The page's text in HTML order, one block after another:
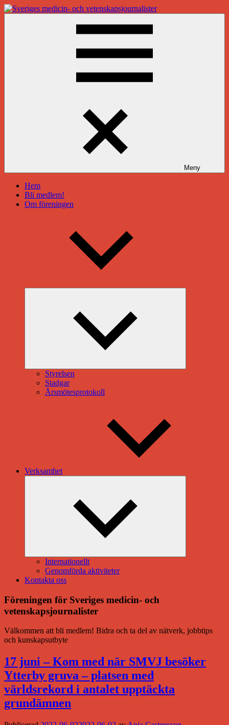
Hoppa
till
Meny
Hem
Bli medlem!
Om föreningen
Styrelsen
Stadgar
Årsmötesprotokoll
Verksamhet
Internationellt
Genomförda aktiviteter
Kontakta oss
Föreningen för Sveriges medicin- och
vetenskapsjournalister
Välkommen att bli medlem! Bidra och ta del av nätverk, jobbtips
och kunskapsutbyte
17 juni – Kom med när SMVJ besöker
Ytterby gruva – platsen med
världsrekord i antalet upptäckta
grundämnen